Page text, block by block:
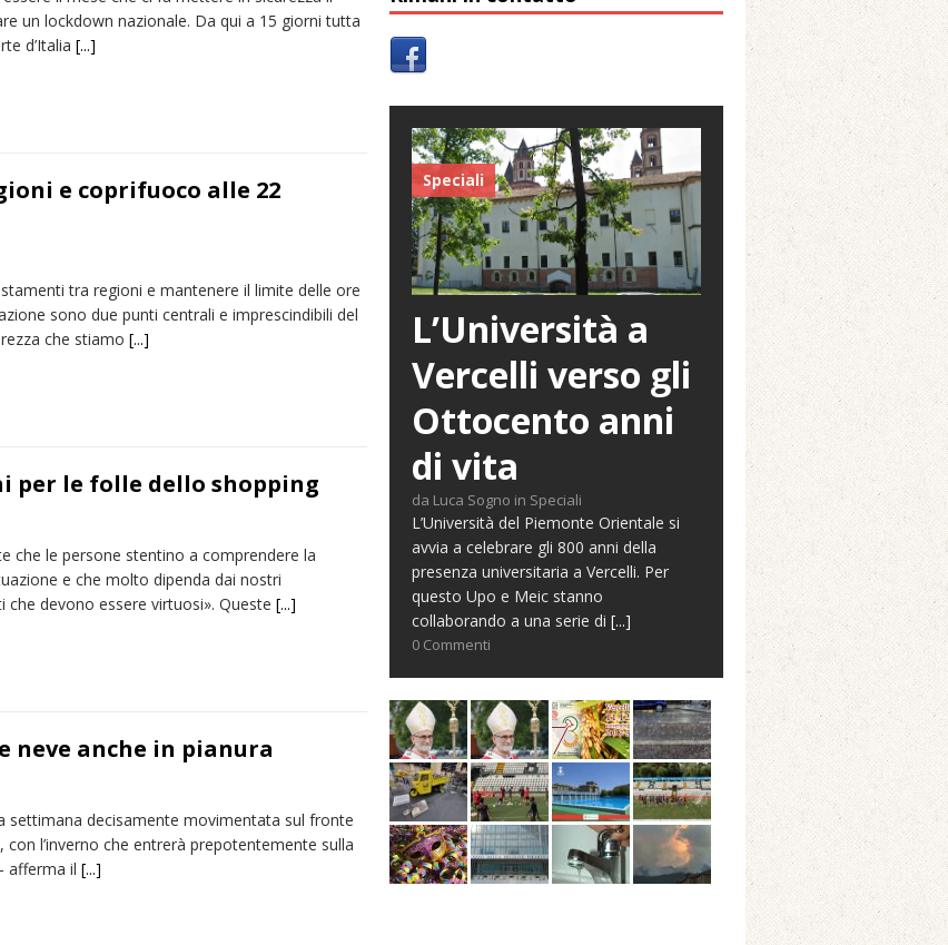
anni fa l’ingresso a Vercelli dell’arcivescovo mons. Marco Arnolfo
un lockdown nazionale. Da qui a 15 giorni tutta
d’Italia [...]
e coprifuoco alle 22
tra regioni e mantenere il limite delle ore
sono due punti centrali e imprescindibili del
che stiamo [...]
per le folle dello shopping
che le persone stentino a comprendere la
e che molto dipenda dai nostri
devono essere virtuosi». Queste [...]
neve anche in pianura
settimana decisamente movimentata sul fronte
l’inverno che entrerà prepotentemente sulla
afferma il [...]
Speciali
L’Università a
Vercelli verso gli
Ottocento anni
di vita
da Luca Sogno in Speciali
L’Università del Piemonte Orientale si
avvia a celebrare gli 800 anni della
presenza universitaria a Vercelli. Per
questo Upo e Meic stanno
collaborando a una serie di [...]
0 Commenti